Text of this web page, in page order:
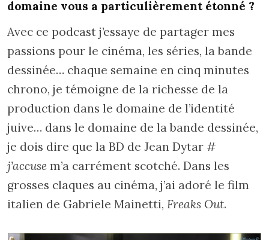
domaine vous a particulièrement étonné ?
Avec ce podcast j’essaye de partager mes
passions pour le cinéma, les séries, la bande
dessinée… chaque semaine en cinq minutes
chrono, je témoigne de la richesse de la
production dans le domaine de l’identité
juive… dans le domaine de la bande dessinée,
je dois dire que la BD de Jean Dytar #
j’accuse m’a carrément scotché. Dans les
grosses claques au cinéma, j’ai adoré le film
italien de Gabriele Mainetti, Freaks Out.